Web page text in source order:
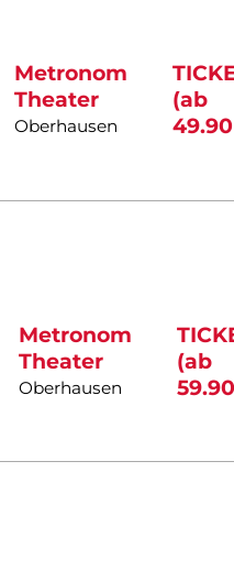
Metronom
Theater
Oberhausen
(ab
Metronom
Theater
Oberhausen
(ab